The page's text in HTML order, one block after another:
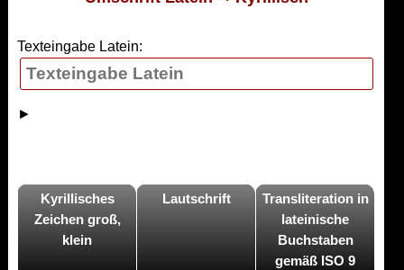
Texteingabe Latein:
►
Kyrillisches
Zeichen groß,
klein
Lautschrift
Transliteration in
lateinische
Buchstaben
gemäß ISO 9